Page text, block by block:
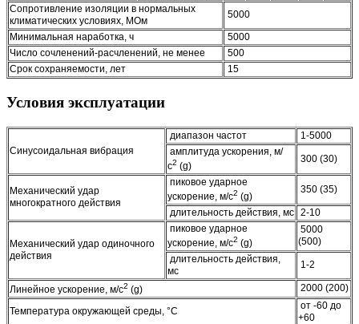
Сопротивление изоляции в нормальных
климатических условиях, МОм
5000
Минимальная наработка, ч
5000
Число сочленений-расчленений, не менее
500
Срок сохраняемости, лет
15
Условия эксплуатации
Синусоидальная вибрация
диапазон частот
1-5000
амплитуда ускорения, м/
с2 (g)
300 (30)
Механический удар
многократного действия
пиковое ударное
ускорение, м/с2 (g)
350 (35)
длительность действия, мс 2-10
Механический удар одиночного
действия
пиковое ударное
ускорение, м/с2 (g)
5000
(500)
длительность действия,
мс
1-2
Линейное ускорение, м/с2 (g) 2000 (200)
Температура окружающей среды, °C
от -60 до
+60